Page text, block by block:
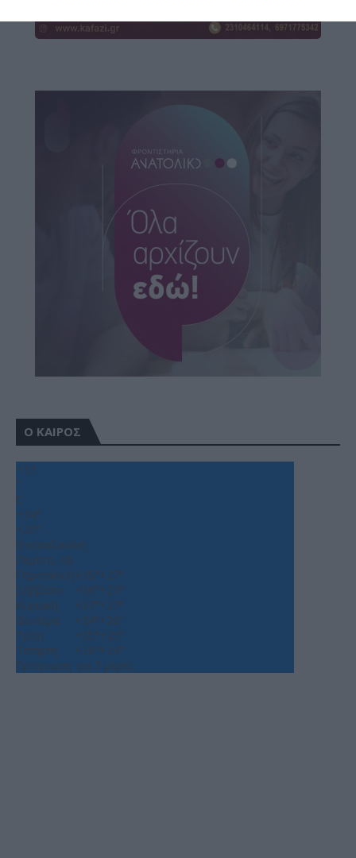
Ο ΚΑΙΡΟΣ
+33
°
C
+34°
+25°
Θεσσαλονίκη
Πέμπτη, 06
Παρασκευή+35°+27°
Σάββατο
+39°+27°
Κυριακή
+37°+27°
Δευτέρα
+34°+26°
Τρίτη
+35°+25°
Τετάρτη
+36°+24°
Πρόγνωση για 7 μέρες